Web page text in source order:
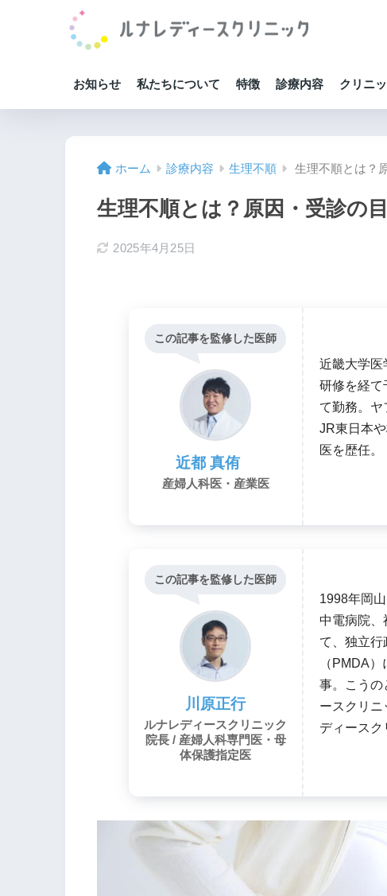
お知らせ 私たちについて 特徴 診療内容 クリニ
ホーム 診療内容 生理不順 生理不順とは？
生理不順とは？原因・受診の
2025年4月25日
この記事を監修した医師
近都 真侑
産婦人科医・産業医
近畿大学医
研修を経て
て勤務。ヤ
JR東日本
医を歴任。
この記事を監修した医師
川原正行
ルナレディースクリニック
院長 / 産婦人科専門医・母
体保護指定医
1998年岡
中電病院、
て、独立
（PMDA
事。こうの
ースクリ
ディースク